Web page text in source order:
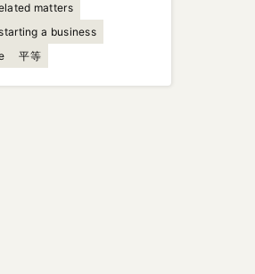
matters
a business
平等